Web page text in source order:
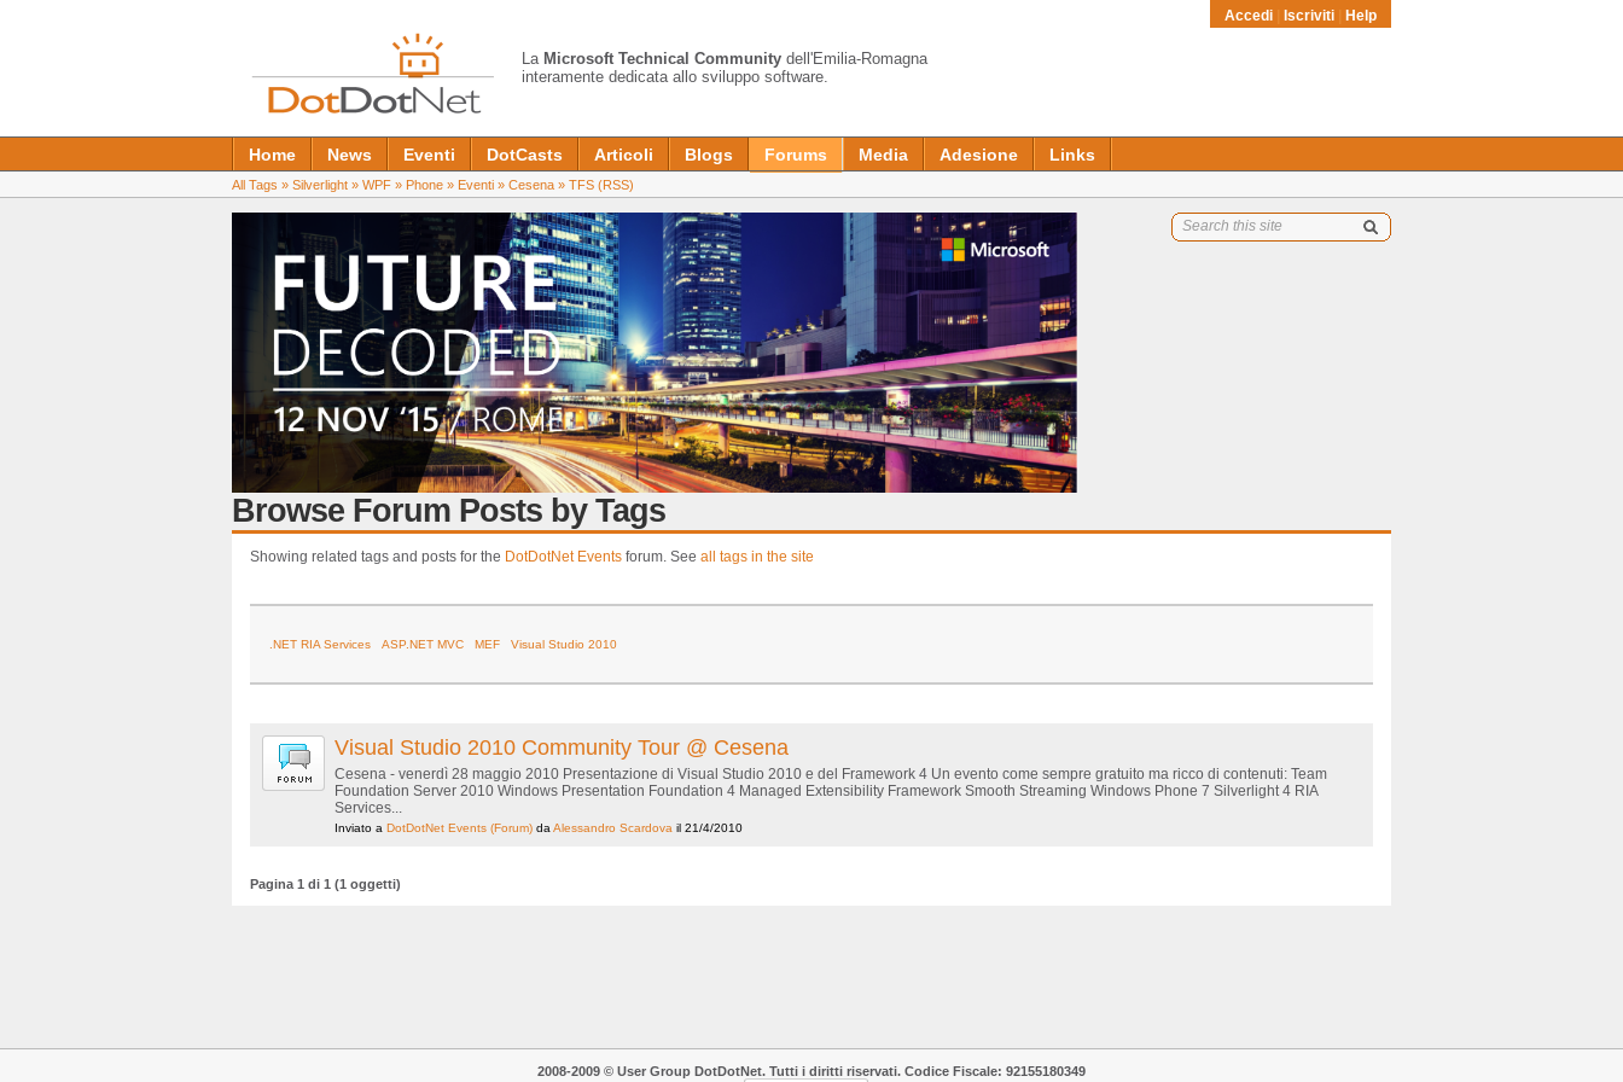
La Microsoft Technical Community dell'Emilia-Romagna
interamente dedicata allo sviluppo software.
Accedi Iscriviti Help
Home News Eventi DotCasts Articoli Blogs Forums Media Adesione Links
All Tags » Silverlight » WPF » Phone » Eventi » Cesena » TFS (RSS)
Browse Forum Posts by Tags
Showing related tags and posts for the DotDotNet Events forum. See all tags in the site
.NET RIA Services ASP.NET MVC MEF Visual Studio 2010
Visual Studio 2010 Community Tour @ Cesena
Cesena - venerdì 28 maggio 2010 Presentazione di Visual Studio 2010 e del Framework 4 Un evento come sempre gratuito ma ricco di contenuti: Team
Foundation Server 2010 Windows Presentation Foundation 4 Managed Extensibility Framework Smooth Streaming Windows Phone 7 Silverlight 4 RIA
Services...
Inviato a DotDotNet Events (Forum) daAlessandro Scardova il 21/4/2010
Pagina 1 di 1 (1 oggetti)
2008-2009 © User Group DotDotNet. Tutti i diritti riservati. Codice Fiscale: 92155180349